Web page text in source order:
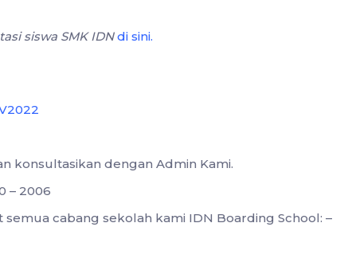
siswa SMK IDN di sini.
konsultasikan dengan Admin Kami.
– 2006
cabang sekolah kami IDN Boarding School: –